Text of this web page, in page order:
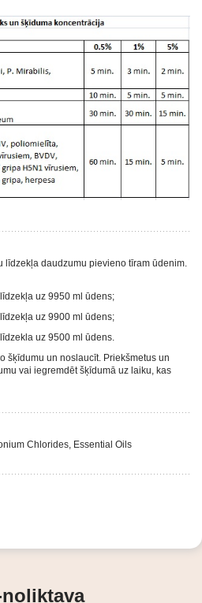
līdzekļa daudzumu pievieno tīram ūdenim.
uz 9950 ml ūdens;
uz 9900 ml ūdens;
uz 9500 ml ūdens.
šķīdumu un noslaucīt. Priekšmetus un
vai iegremdēt šķīdumā uz laiku, kas
Chlorides, Essential Oils